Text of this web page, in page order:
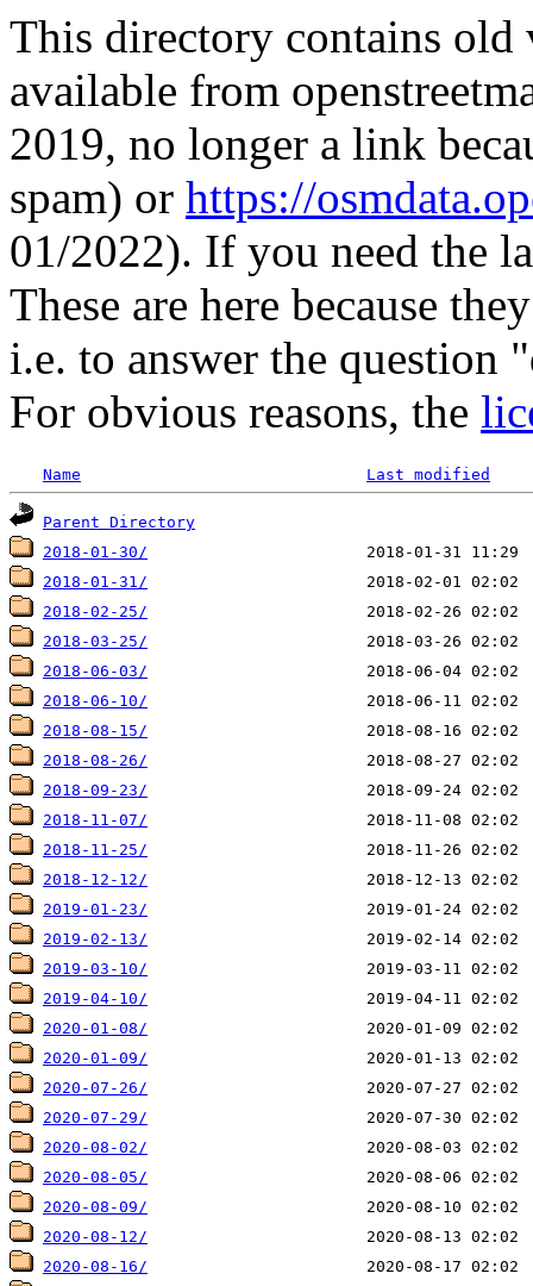
This directory contains old
available from
2019, no longer a link
spam) or https://
01/2022). If you need the
These are here because
i.e. to answer the question
For obvious reasons, the
Name Last modified
Parent Directory
2018-01-30/
2018-01-31/
2018-02-25/
2018-03-25/
2018-06-03/
2018-06-10/
2018-08-15/
2018-08-26/
2018-09-23/
2018-11-07/
2018-11-25/
2018-12-12/
2019-01-23/
2019-02-13/
2019-03-10/
2019-04-10/
2020-01-08/
2020-01-09/
2020-07-26/
2020-07-29/
2020-08-02/
2020-08-05/
2020-08-09/
2020-08-12/
2020-08-16/